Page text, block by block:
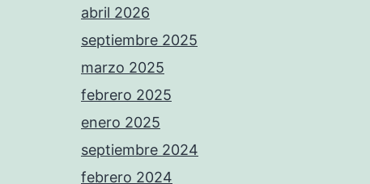
abril 2026
septiembre 2025
marzo 2025
febrero 2025
enero 2025
septiembre 2024
febrero 2024